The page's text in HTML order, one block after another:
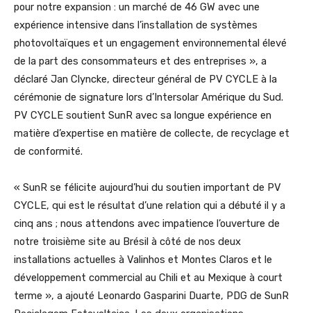
pour notre expansion : un marché de 46 GW avec une
expérience intensive dans l’installation de systèmes
photovoltaïques et un engagement environnemental élevé
de la part des consommateurs et des entreprises », a
déclaré Jan Clyncke, directeur général de PV CYCLE à la
cérémonie de signature lors d’Intersolar Amérique du Sud.
PV CYCLE soutient SunR avec sa longue expérience en
matière d’expertise en matière de collecte, de recyclage et
de conformité.
« SunR se félicite aujourd’hui du soutien important de PV
CYCLE, qui est le résultat d’une relation qui a débuté il y a
cinq ans ; nous attendons avec impatience l’ouverture de
notre troisième site au Brésil à côté de nos deux
installations actuelles à Valinhos et Montes Claros et le
développement commercial au Chili et au Mexique à court
terme », a ajouté Leonardo Gasparini Duarte, PDG de SunR